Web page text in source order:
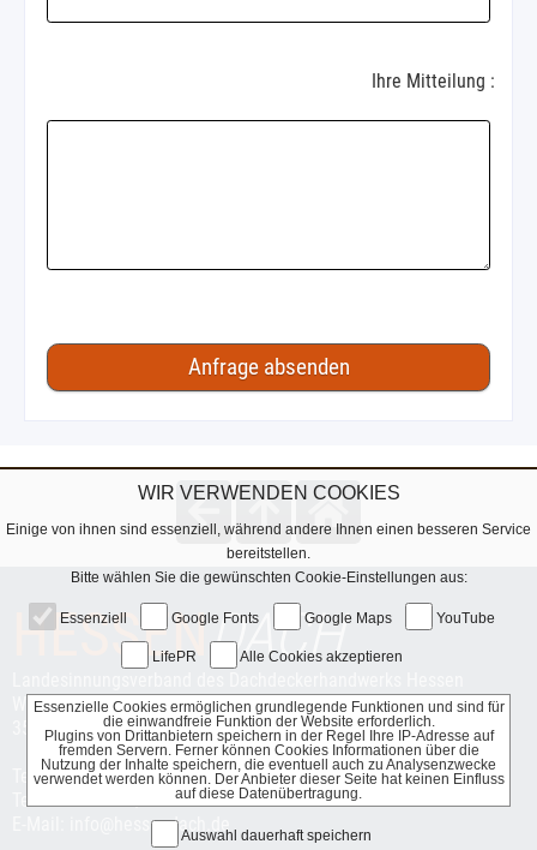
Ihre Mitteilung :
HESSENDACH
Waldhäuser Weg 19
35781 Weilburg
Telefon 0 64 71 / 37 93 65
Telefax 0 64 71 / 37 93 30
E-Mail: info@hessendach.de
WIR VERWENDEN COOKIES
Einige von ihnen sind essenziell, während andere Ihnen einen besseren Service
bereitstellen.
Bitte wählen Sie die gewünschten Cookie-Einstellungen aus:
Essenziell Google Fonts Google Maps YouTube
LifePR Alle Cookies akzeptieren
Essenzielle Cookies ermöglichen grundlegende Funktionen und sind für
die einwandfreie Funktion der Website erforderlich.
Plugins von Drittanbietern speichern in der Regel Ihre IP-Adresse auf
fremden Servern. Ferner können Cookies Informationen über die
Nutzung der Inhalte speichern, die eventuell auch zu Analysenzwecke
verwendet werden können. Der Anbieter dieser Seite hat keinen Einfluss
auf diese Datenübertragung.
Auswahl dauerhaft speichern